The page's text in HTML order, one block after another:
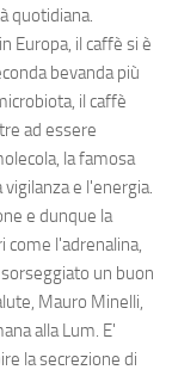
quotidiana.
Europa, il caffè si è
bevanda più
il caffè
ad essere
la famosa
e l'energia.
e dunque la
l'adrenalina,
un buon
Mauro Minelli,
alla Lum. E'
la secrezione di